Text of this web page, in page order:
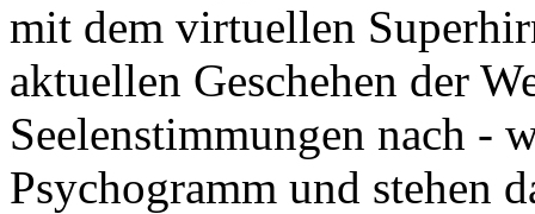
mit dem virtuellen
aktuellen Geschehen der
Seelenstimmungen nach -
Psychogramm und stehen